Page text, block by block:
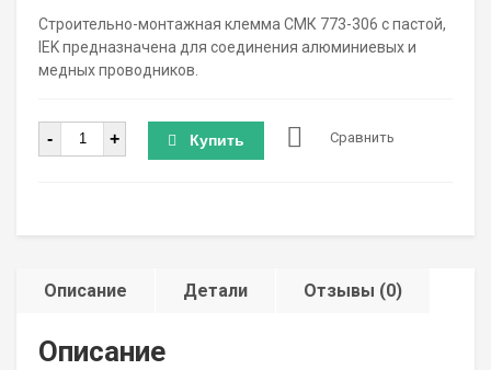
Строительно-монтажная клемма СМК 773-306 с пастой,
IEK предназначена для соединения алюминиевых и
медных проводников.
Количество
- + Купить Сравнить
Описание Детали Отзывы (0)
Описание